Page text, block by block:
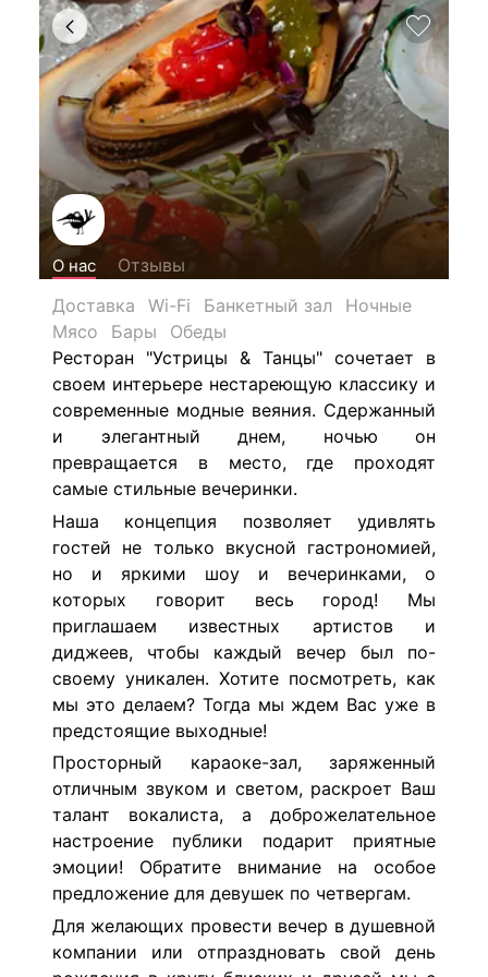
О нас
Отзывы
Доставка
Wi-Fi Банкетный зал
Ночные
Мясо
Бары
Обеды
Ресторан "Устрицы & Танцы" сочетает в
своем интерьере нестареющую классику и
современные модные веяния. Сдержанный
и элегантный днем, ночью он
превращается в место, где проходят
самые стильные вечеринки.
Наша концепция позволяет удивлять
гостей не только вкусной гастрономией,
но и яркими шоу и вечеринками, о
которых говорит весь город! Мы
приглашаем известных артистов и
диджеев, чтобы каждый вечер был по-
своему уникален. Хотите посмотреть, как
мы это делаем? Тогда мы ждем Вас уже в
предстоящие выходные!
Просторный караоке-зал, заряженный
отличным звуком и светом, раскроет Ваш
талант вокалиста, а доброжелательное
настроение публики подарит приятные
эмоции! Обратите внимание на особое
предложение для девушек по четвергам.
Для желающих провести вечер в душевной
компании или отпраздновать свой день